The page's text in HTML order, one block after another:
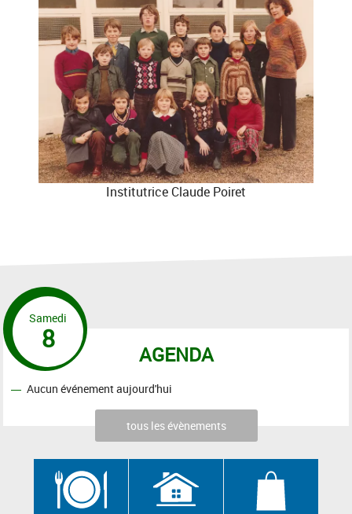
Institutrice Claude Poiret
AGENDA
Samedi
8
Aucun événement aujourd'hui
tous les évènements